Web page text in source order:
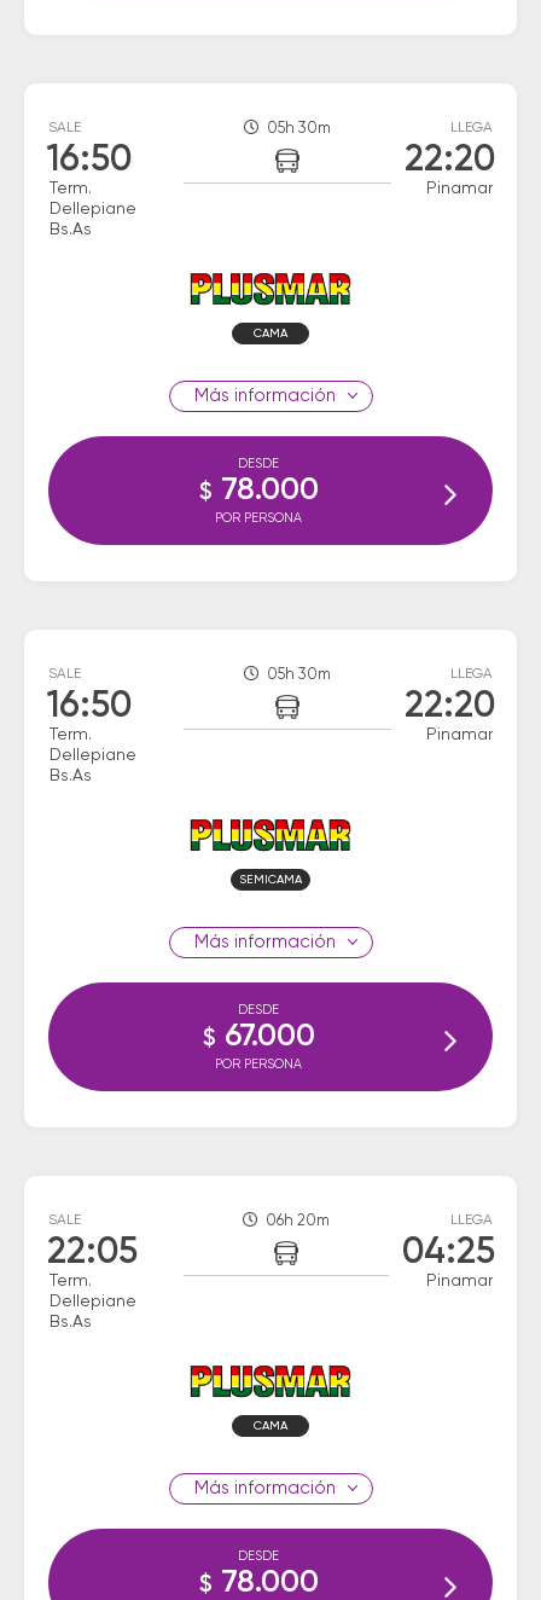
SALE
16:50
Term.
Dellepiane
Bs.As
05h 30m LLEGA
22:20
Pinamar
CAMA
información
DESDE
$ 78.000
POR PERSONA
SALE
16:50
Term.
Dellepiane
Bs.As
05h 30m LLEGA
22:20
Pinamar
SEMICAMA
información
DESDE
$ 67.000
POR PERSONA
SALE
22:05
Term.
Dellepiane
Bs.As
06h 20m LLEGA
04:25
Pinamar
CAMA
información
DESDE
$ 78.000